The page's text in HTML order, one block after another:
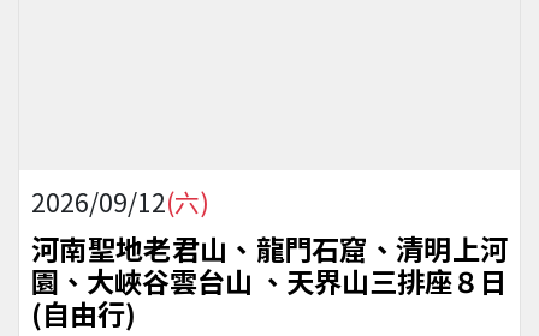
2026/09/12(六)
河南聖地老君山、龍門石窟、清明上河
園、大峽谷雲台山 、天界山三排座８日
(自由行)